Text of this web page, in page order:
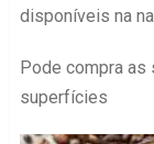
disponíveis na
Pode compra as
superfícies